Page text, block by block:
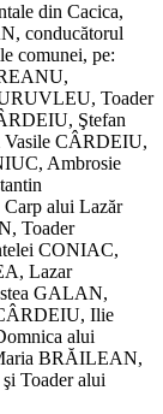
din Cacica,
conducătorul
comunei, pe:
Toader
Ştefan
CÂRDEIU,
Ambrosie
alui Lazăr
Toader
CONIAC,
Lazar
GALAN,
Ilie
alui
BRĂILEAN,
Toader alui